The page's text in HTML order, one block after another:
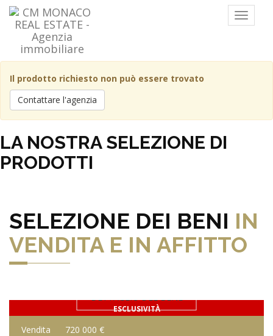
Menu
Il prodotto richiesto non può essere trovato
Contattare l'agenzia
LA NOSTRA SELEZIONE DI
PRODOTTI
SELEZIONE DEI BENI IN
VENDITA E IN AFFITTO
ESCLUSIVITÀ
DETTAGLIO DEL BENE
Vendita 720 000 €